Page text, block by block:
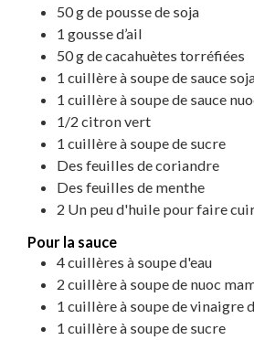
50gde pousse de soja
1 gousse d’ail
50gde cacahuètes torréfiées
1 cuillère à soupede sauce
1 cuillère à soupede sauce
1/2 citron vert
1 cuillère à soupe de sucre
Des feuilles de coriandre
Des feuilles de menthe
2 Un peu d'huile pour faire
Pour la sauce
4cuillères à soupe d'eau
2 cuillère à soupe de nuoc
1 cuillère à soupe de vinaigre
1 cuillère à soupe de sucre